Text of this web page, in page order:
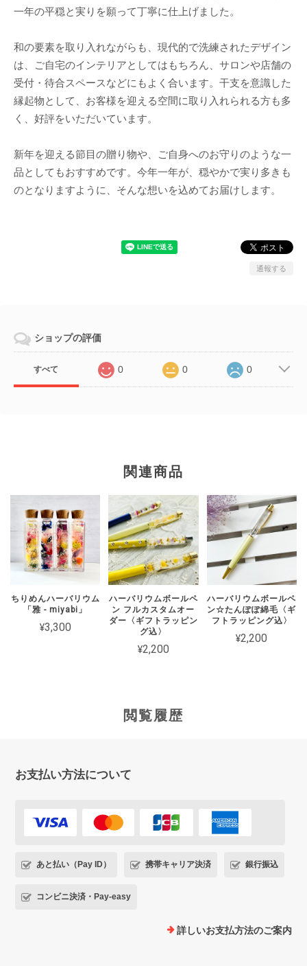
一年の平穏と実りを願って丁寧に仕上げました。
和の要素を取り入れながらも、現代的で洗練されたデザイン
は、ご自宅のインテリアとしてはもちろん、サロンや店舗の
受付・待合スペースなどにもよく合います。干支を意識した
縁起物として、お客様を迎える空間に取り入れられる方も多
く、好評をいただいています。
新年を迎える節目の贈り物や、ご自身へのお守りのような一
品としてもおすすめです。今年一年が、穏やかで実り多きも
のとなりますように、そんな想いを込めてお届けします。
通報する
ショップの評価
すべて 0 0 0
関連商品
ちりめんハーバリウム
「雅 - miyabi」
¥3,300
ハーバリウムボールペ
ン フルカスタムオー
ダー〈ギフトラッピン
グ込〉
¥2,200
ハーバリウムボールペ
ン☆たんぽぽ綿毛〈ギ
フトラッピング込〉
¥2,200
閲覧履歴
お支払い方法について
あと払い（Pay ID） 携帯キャリア決済 銀行振込
コンビニ決済・Pay-easy
詳しいお支払方法のご案内